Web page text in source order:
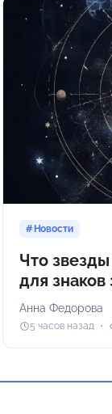
Новости
Что
для знаков
Анна Федорова
5 часов назад